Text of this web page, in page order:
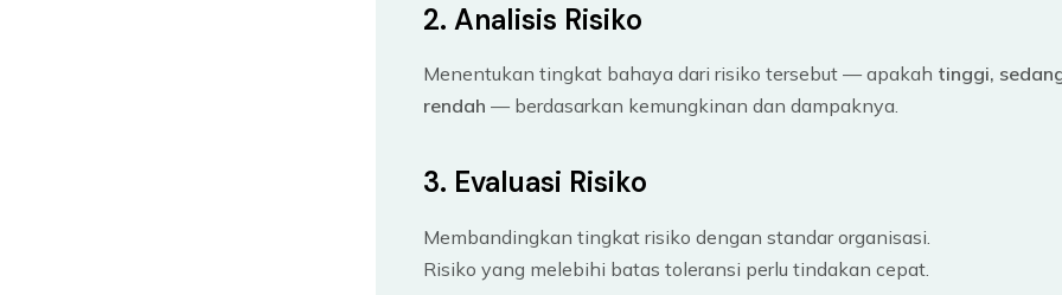
2. Analisis Risiko
Menentukan tingkat bahaya dari risiko tersebut — apakah tinggi,
rendah — berdasarkan kemungkinan dan dampaknya.
3. Evaluasi Risiko
Membandingkan tingkat risiko dengan standar organisasi.
Risiko yang melebihi batas toleransi perlu tindakan cepat.